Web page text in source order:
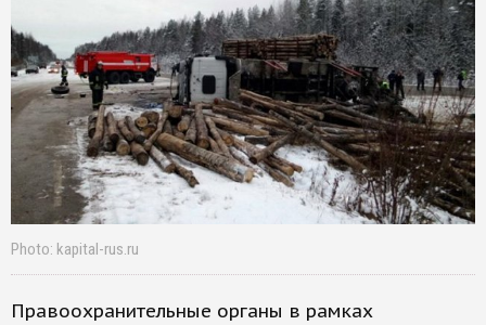
Photo: kapital-rus.ru
Правоохранительные органы в рамках